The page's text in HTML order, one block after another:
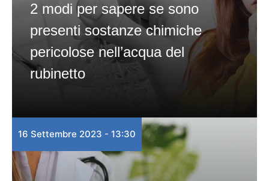
2 modi per sapere se sono
presenti sostanze chimiche
pericolose nell’acqua del
rubinetto
16 Settembre 2023 - 13:30